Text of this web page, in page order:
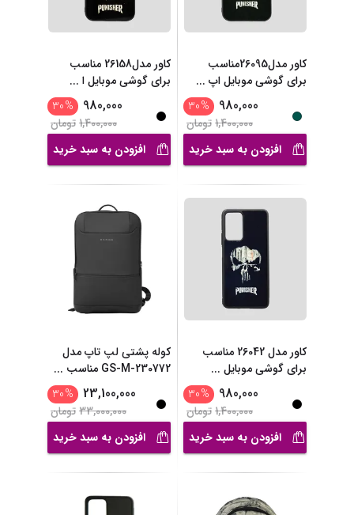
کاور مدل26095مناسب
برای گوشی موبایل اپ ...
980,000
%
30
1,400,000تومان
افزودن به سبد خرید
کاور مدل26158 مناسب
برای گوشی موبایل ا ...
980,000
%
30
1,400,000تومان
افزودن به سبد خرید
کاور مدل 26042 مناسب
برای گوشی موبایل ...
980,000
%
30
1,400,000تومان
افزودن به سبد خرید
کوله پشتی لپ تاپ مدل
GS-M-230772 مناسب
...
23,100,000
%
30
33,000,000تومان
افزودن به سبد خرید